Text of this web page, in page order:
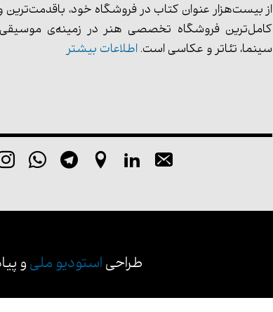
از بیست‌هزار عنوان کتاب در فروشگاه خود، باقدمت‌ترین
کامل‌ترین فروشگاه تخصصی هنر در زمینه‌ی
سینما، تئاتر و عکاسی است. اطلاعات بیشتر
طراحی استودیو ملیو